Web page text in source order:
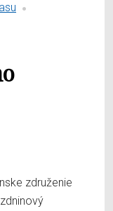
združenie